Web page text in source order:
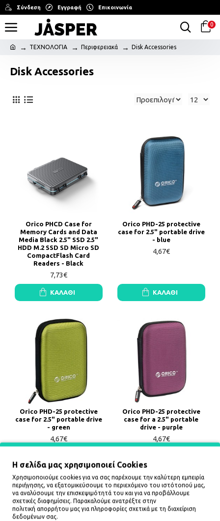
Σύνδεση Εγγραφή Επικοινωνία
0
ΤΕΧΝΟΛΟΓΙΑ Περιφερειακά Disk Accessories
Disk Accessories
Orico PHCD Case for
Memory Cards and Data
Media Black 2.5" SSD 2.5"
HDD M.2 SSD SD Micro SD
CompactFlash Card
Readers - Black
7,73€
ΚΑΛΆΘΙ
Orico PHD-25 protective
case for 2.5" portable drive
- blue
4,67€
ΚΑΛΆΘΙ
Orico PHD-25 protective
case for 2.5" portable drive
- green
4,67€
Orico PHD-25 protective
case for a 2.5" portable
drive - purple
4,67€
Η σελίδα μας χρησιμοποιεί Cookies
Χρησιμοποιούμε cookies για να σας παρέχουμε την καλύτερη εμπειρία
περιήγησης, να εξατομικεύσουμε το περιεχόμενο του ιστότοπού μας,
να αναλύσουμε την επισκεψιμότητά του και για να προβάλλουμε
σχετικές διαφημίσεις. Παρακαλούμε ανατρέξτε στην
πολιτική απορρήτου μας για πληροφορίες σχετικά με τη διαχείριση
δεδομένων σας.